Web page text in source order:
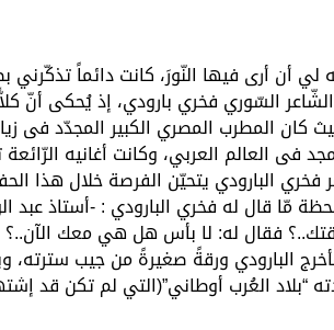
لي أن أرى فيها النّورَ، كانت دائماً
السّوري فخري بارودي، إذ يُحكى أنّ
المطرب المصري الكبير المجدّد فى
فى العالم العربي، وكانت أغانيه
فخري البارودي يتحيّن الفرصة خلال هذا
مّا قال له فخري البارودي : -أستاذ عبد
فقال له: لا بأس هل هي معك الآن..؟
البارودي ورقةً صغيرةً من جيب سترته،
“بلاد العُرب أوطاني”(التي لم تكن قد